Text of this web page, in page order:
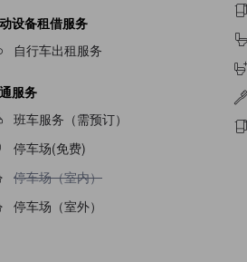
设备租借服务
自行车出租服务
服务
班车服务（需预订）
停车场(免费)
不提供停车场（室内）
停车场（室内）
停车场（室外）